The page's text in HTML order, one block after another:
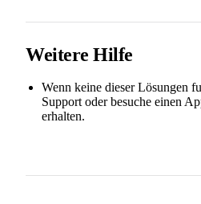
Weitere Hilfe
Wenn keine dieser Lösungen
Support oder besuche einen
erhalten.